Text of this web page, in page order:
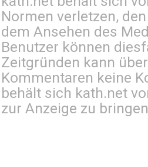
Normen verletzen,
dem Ansehen des
Benutzer können
Zeitgründen kann
Kommentaren keine
behält sich kath.net
zur Anzeige zu